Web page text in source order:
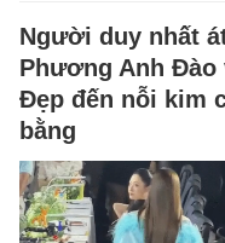
Người duy nhất
Phương Anh Đào
Đẹp đến nỗi kim
bằng